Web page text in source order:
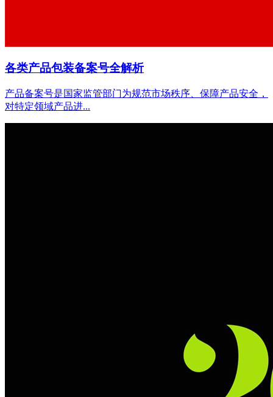
各类产品包装备案号全解析
产品备案号是国家监管部门为规范市场秩序、保障产品安全，
对特定领域产品进...